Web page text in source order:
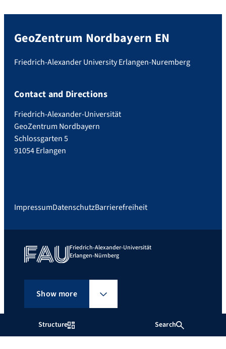
Structure Search
GeoZentrum Nordbayern EN
Friedrich-Alexander University Erlangen-Nuremberg
Contact and Directions
Friedrich-Alexander-Universität
GeoZentrum Nordbayern
Schlossgarten 5
91054 Erlangen
ImpressumDatenschutzBarrierefreiheit
Friedrich-Alexander-Universität
Erlangen-Nürnberg
Show more